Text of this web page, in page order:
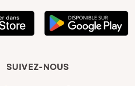
SUIVEZ-NOUS